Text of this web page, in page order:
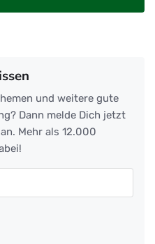
und weitere gute
Dann melde Dich jetzt
an. Mehr als 12.000